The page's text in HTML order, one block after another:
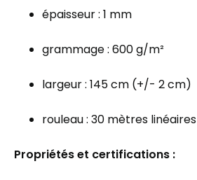
épaisseur : 1 mm
grammage : 600 g/m²
largeur : 145 cm (+/- 2 cm)
rouleau : 30 mètres linéaires
Propriétés et certifications :